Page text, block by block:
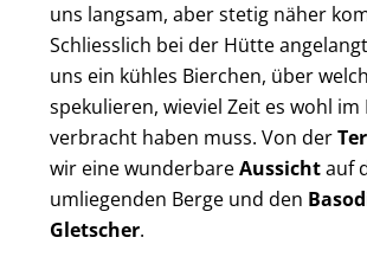
uns langsam, aber stetig näher
Schliesslich bei der Hütte
uns ein kühles Bierchen, über
spekulieren, wieviel Zeit es wohl
verbracht haben muss. Von der
wir eine wunderbareAussichtauf
umliegenden Berge und den
Gletscher.